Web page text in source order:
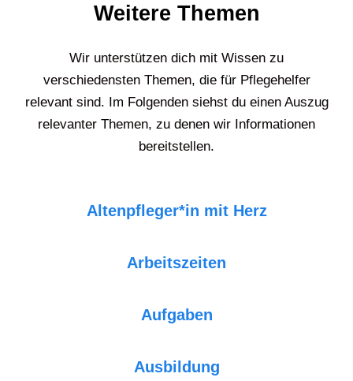
Weitere Themen
Wir unterstützen dich mit Wissen zu
verschiedensten Themen, die für Pflegehelfer
relevant sind. Im Folgenden siehst du einen Auszug
relevanter Themen, zu denen wir Informationen
bereitstellen.
Altenpfleger*in mit Herz
Arbeitszeiten
Aufgaben
Ausbildung